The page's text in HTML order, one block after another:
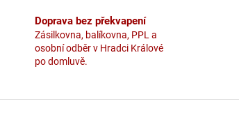
u
Doprava bez překvapení
Zásilkovna, balíkovna, PPL a
osobní odběr v Hradci Králové
po domluvě.